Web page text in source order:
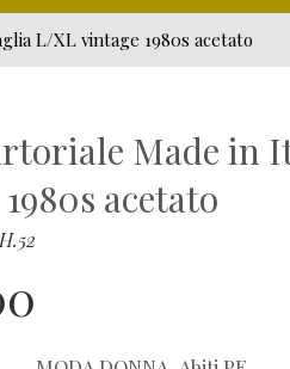
L/XL vintage 1980s acetato
Made in
acetato